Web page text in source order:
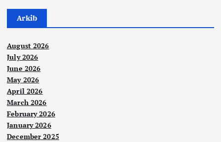
Arkib
August 2026
July 2026
June 2026
May 2026
April 2026
March 2026
February 2026
January 2026
December 2025